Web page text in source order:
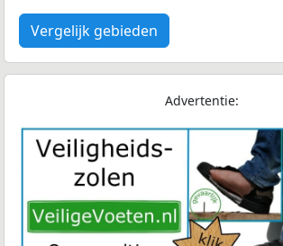
Vergelijk gebieden
Advertentie: